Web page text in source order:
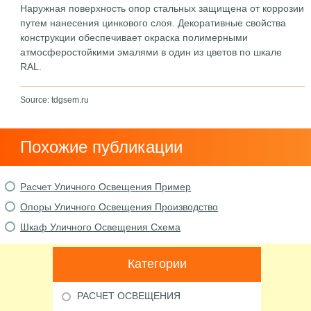
Наружная поверхность опор стальных защищена от коррозии
путем нанесения цинкового слоя. Декоративные свойства
конструкции обеспечивает окраска полимерными
атмосферостойкими эмалями в один из цветов по шкале
RAL.
Source: tdgsem.ru
Похожие публикации
Расчет Уличного Освещения Пример
Опоры Уличного Освещения Производство
Шкаф Уличного Освещения Схема
Категории
РАСЧЕТ ОСВЕЩЕНИЯ